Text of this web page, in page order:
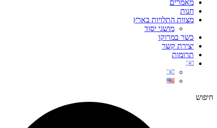
מאמרים
חנות
מצוות התלויות בארץ
מושגי יסוד
כשר במרוקו
יצירת קשר
תרומות
חיפוש